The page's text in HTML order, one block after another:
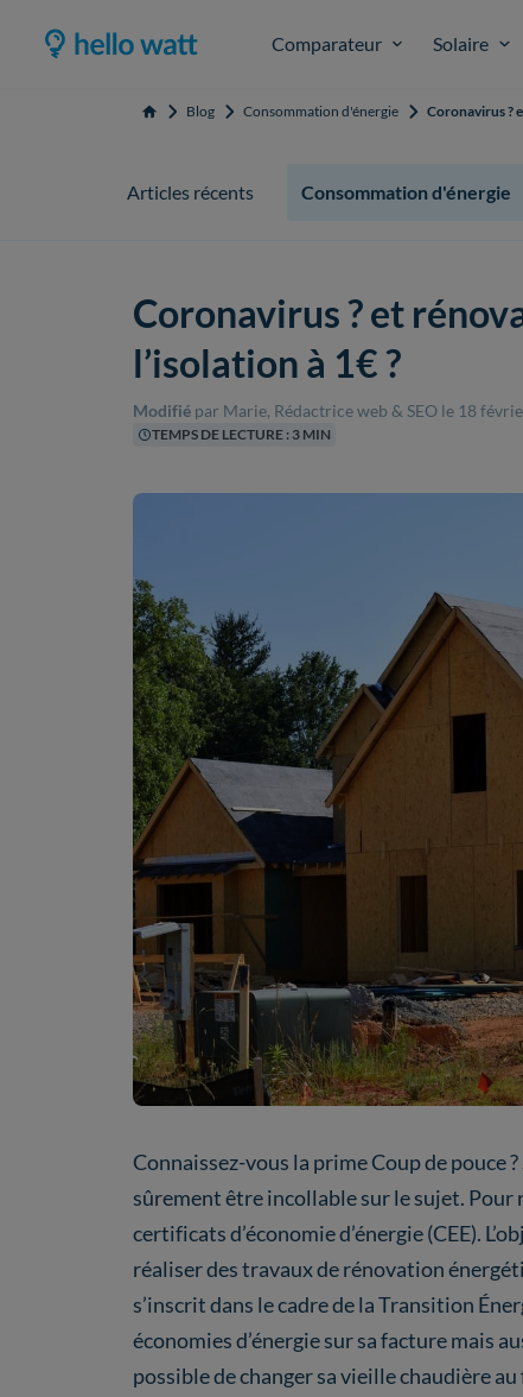
Comparateur Solaire
Accueil Blog Consommation d'énergie Coronavirus ?
Articles récents Consommation d'énergie
Coronavirus ? et
l’isolation à 1€ ?
Modifié par Marie, Rédactrice web & SEO le 18
TEMPS DE LECTURE : 3 MIN
Connaissez-vous la prime Coup de pouce
sûrement être incollable sur le sujet.
certificats d’économie d’énergie (CEE).
réaliser des travaux de rénovation
s’inscrit dans le cadre de la Transition
économies d’énergie sur sa facture mais
possible de changer sa vieille chaudière